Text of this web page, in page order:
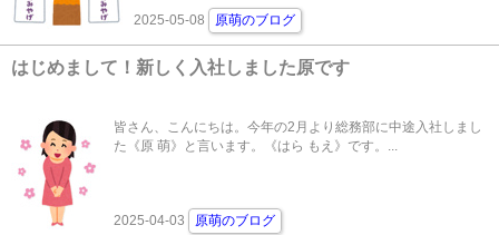
2025-05-08 原萌のブログ
はじめまして！新しく入社しました原です
皆さん、こんにちは。今年の2月より総務部に中途入社しまし
た《原 萌》と言います。《はら もえ》です。...
2025-04-03 原萌のブログ